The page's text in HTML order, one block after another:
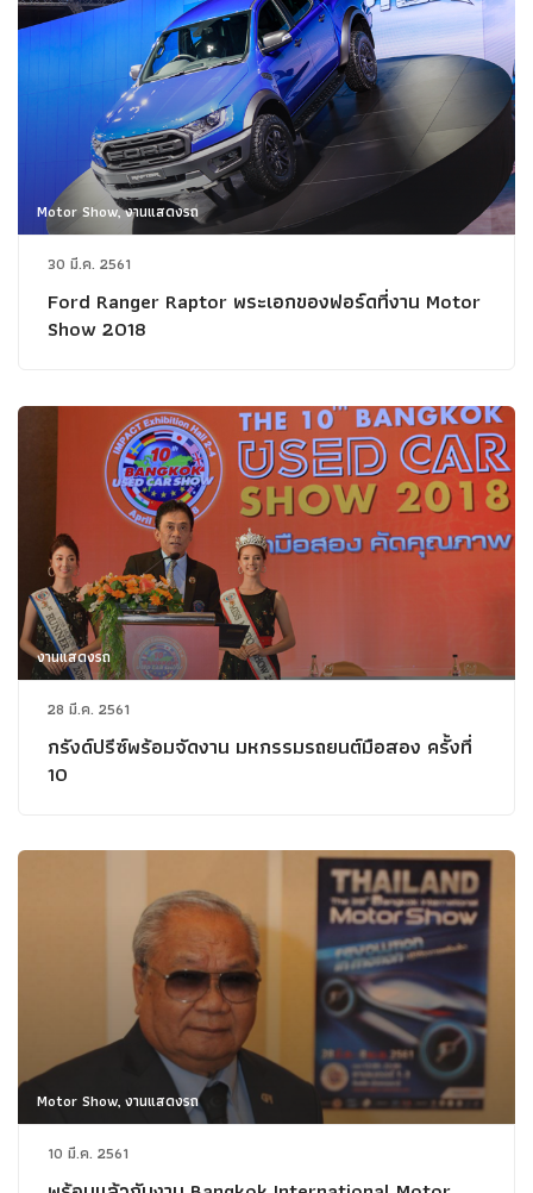
Motor Show, งานแสดงรถ
30 มี.ค. 2561
Ford Ranger Raptor พระเอกของฟอร์ดที่งาน Motor
Show 2018
งานแสดงรถ
28 มี.ค. 2561
กรังด์ปรีซ์พร้อมจัดงาน มหกรรมรถยนต์มือสอง ครั้งที่
10
Motor Show, งานแสดงรถ
10 มี.ค. 2561